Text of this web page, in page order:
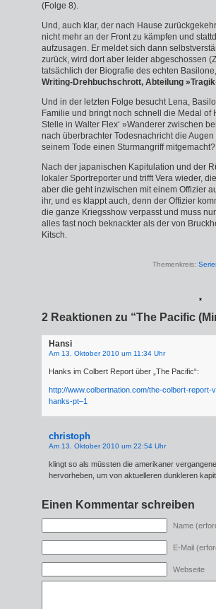
(Folge 8).
Und, auch klar, der nach Hause
nicht mehr an der Front zu kämpfen und
aufzusagen. Er meldet sich dann
zurück, wird dort aber leider abgeschossen
tatsächlich der Biografie des echten
Writing-Drehbuchschrott, Abteilung
Und in der letzten Folge besucht Lena,
Familie und bringt noch schnell die Medal
Stelle in Walter Flex‘ »Wanderer zwischen
nach überbrachter Todesnachricht die
seinem Tode einen Sturmangriff
Nach der japanischen Kapitulation und der
lokaler Sportreporter und trifft Vera wieder,
aber die geht inzwischen mit einem Offizier
ihr, und es klappt auch, denn der Offizier
die ganze Kriegsshow verpasst und muss
alles fast noch beknackter als der von
Kitsch.
Themenkreis:
*
2 Reaktionen zu “The Pacific
Hansi
Am 13. Oktober 2010 um 11:34 Uhr
Hanks im Colbert Report über „The Pacific“:
http://www.colbertnation.com/the-colbert-
hanks-pt–1
christoph
Am 13. Oktober 2010 um 22:54 Uhr
klingt so als müssten die amerikaner
hervorheben, um von aktuelleren dunkleren
Einen Kommentar schreiben
Name
E-Mail
Webseite